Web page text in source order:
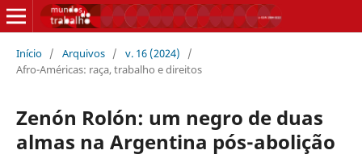
Início / Arquivos / v. 16 (2024)
/
Afro-Américas: raça, trabalho e direitos
Zenón Rolón: um negro de duas
almas na Argentina pós-abolição